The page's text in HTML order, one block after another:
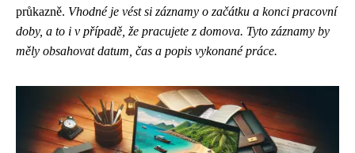
průkazně. Vhodné je vést si záznamy o začátku a konci pracovní
doby, a to i v případě, že pracujete z domova. Tyto záznamy by
měly obsahovat datum, čas a popis vykonané práce.